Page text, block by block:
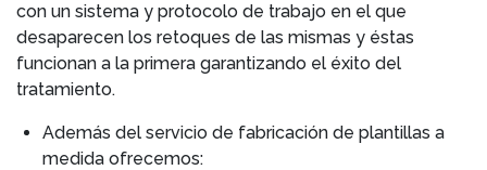
con un sistema y protocolo de trabajo en el que
desaparecen los retoques de las mismas y éstas
funcionan a la primera garantizando el éxito del
tratamiento.
Además del servicio de fabricación de plantillas a
medida ofrecemos: